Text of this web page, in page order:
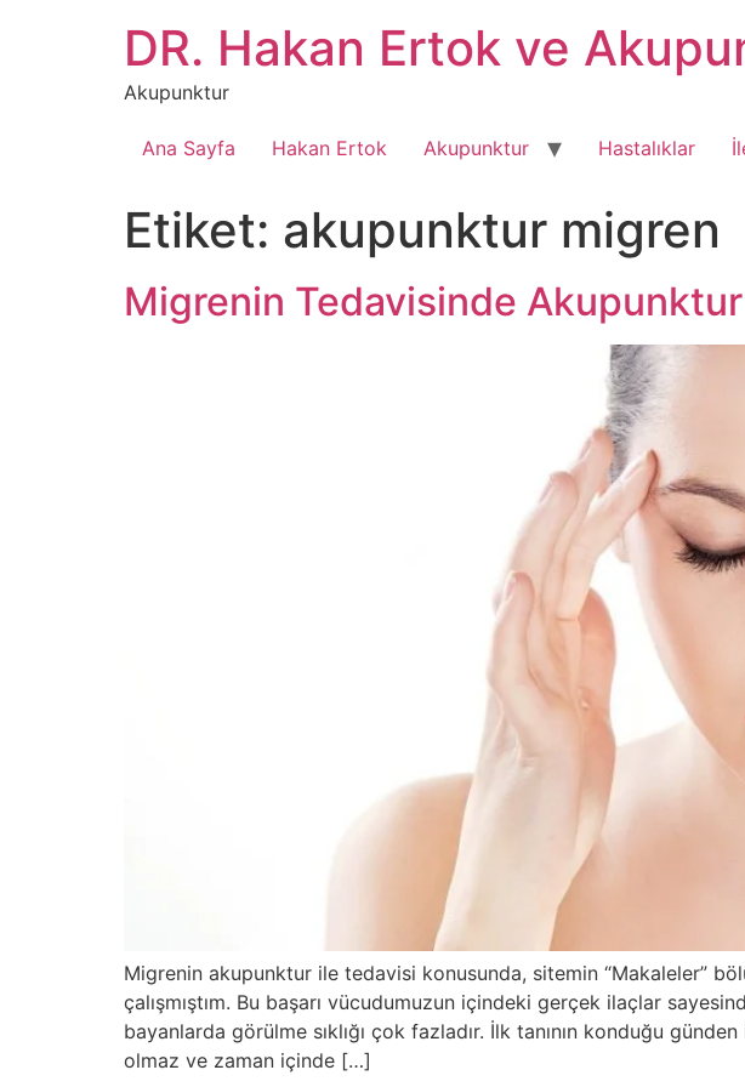
DR. Hakan Ertok ve
Akupunktur
Ana Sayfa Hakan Ertok Akupunktur Hastalıklar
Etiket: akupunktur migren
Migrenin Tedavisinde
Migrenin akupunktur ile tedavisi konusunda, sitemin “Makaleler”
çalışmıştım. Bu başarı vücudumuzun içindeki gerçek ilaçlar
bayanlarda görülme sıklığı çok fazladır. İlk tanının konduğu
olmaz ve zaman içinde […]